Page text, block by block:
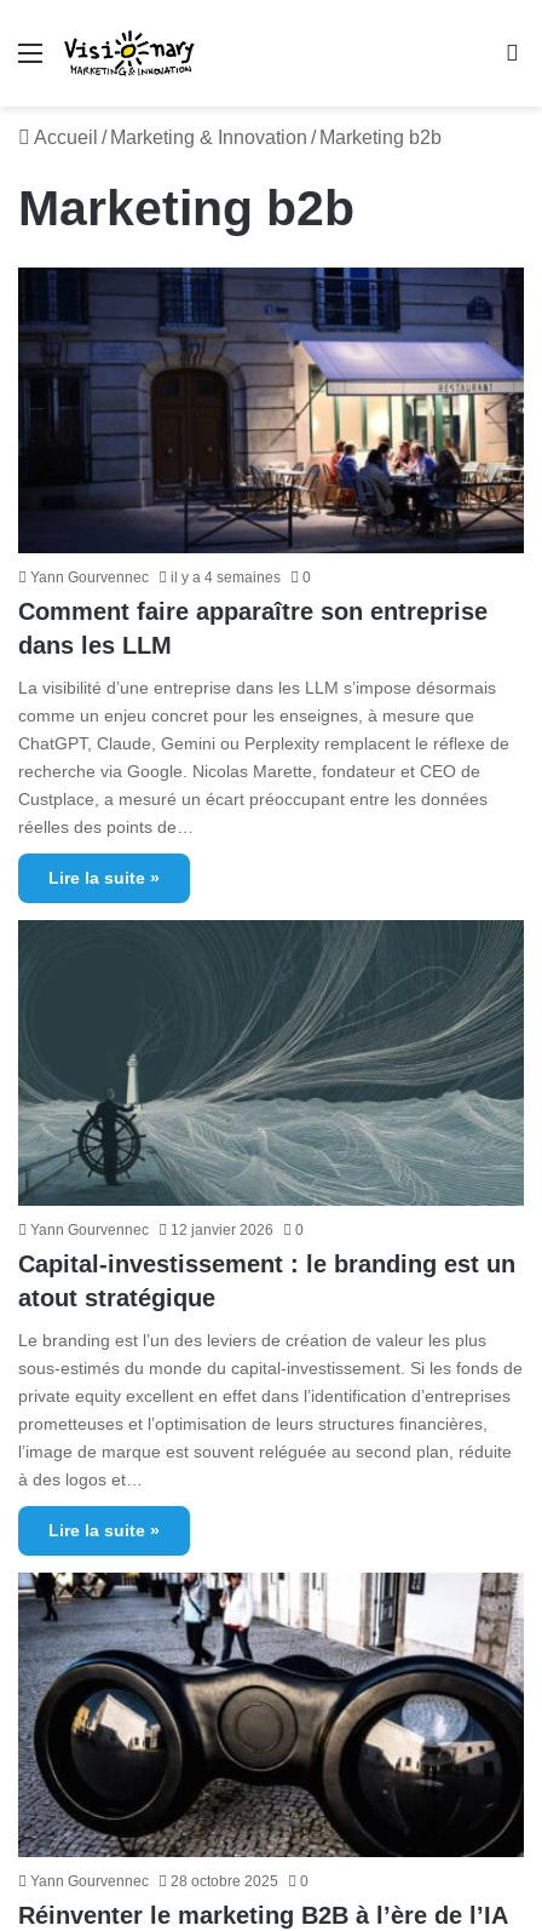
Menu
Accueil / Marketing & Innovation / Marketing b2b
Marketing b2b
Yann Gourvennec il y a 4 semaines 0
Comment faire apparaître son entreprise
dans les LLM
La visibilité d’une entreprise dans les LLM s’impose désormais
comme un enjeu concret pour les enseignes, à mesure que
ChatGPT, Claude, Gemini ou Perplexity remplacent le réflexe de
recherche via Google. Nicolas Marette, fondateur et CEO de
Custplace, a mesuré un écart préoccupant entre les données
réelles des points de…
Lire la suite »
Yann Gourvennec 12 janvier 2026 0
Capital-investissement : le branding est un
atout stratégique
Le branding est l’un des leviers de création de valeur les plus
sous-estimés du monde du capital-investissement. Si les fonds de
private equity excellent en effet dans l’identification d’entreprises
prometteuses et l’optimisation de leurs structures financières,
l’image de marque est souvent reléguée au second plan, réduite
à des logos et…
Lire la suite »
Yann Gourvennec 28 octobre 2025 0
Réinventer le marketing B2B à l’ère de l’IA